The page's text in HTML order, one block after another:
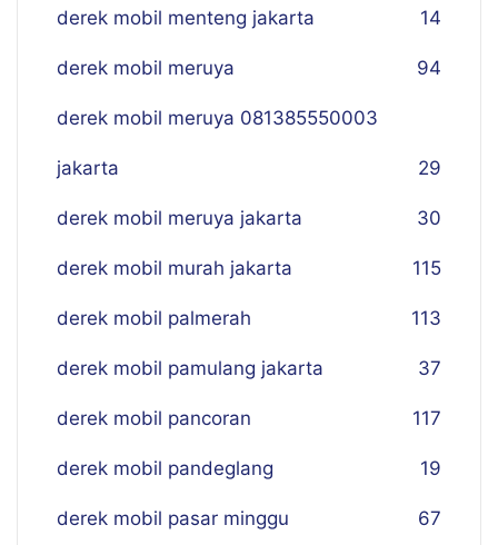
derek mobil menteng jakarta 14
derek mobil meruya 94
derek mobil meruya 081385550003
jakarta 29
derek mobil meruya jakarta 30
derek mobil murah jakarta 115
derek mobil palmerah 113
derek mobil pamulang jakarta 37
derek mobil pancoran 117
derek mobil pandeglang 19
derek mobil pasar minggu 67